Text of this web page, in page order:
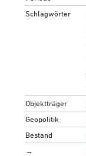
Schlagwörter
Objektträger
Geopolitik
Bestand
→